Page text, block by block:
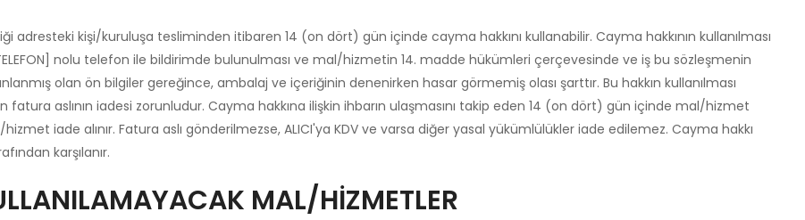
kişi/kuruluşa tesliminden itibaren 14 (on dört) gün içinde cayma hakkını kullanabilir. Cayma hakkının kullanılması
nolu telefon ile bildirimde bulunulması ve mal/hizmetin 14. madde hükümleri çerçevesinde ve iş bu sözleşmenin
olan ön bilgiler gereğince, ambalaj ve içeriğinin denenirken hasar görmemiş olası şarttır. Bu hakkın kullanılması
aslının iadesi zorunludur. Cayma hakkına ilişkin ihbarın ulaşmasını takip eden 14 (on dört) gün içinde mal/hizmet
iade alınır. Fatura aslı gönderilmezse, ALICI'ya KDV ve varsa diğer yasal yükümlülükler iade edilemez. Cayma hakkı
karşılanır.
MAL/HİZMETLER